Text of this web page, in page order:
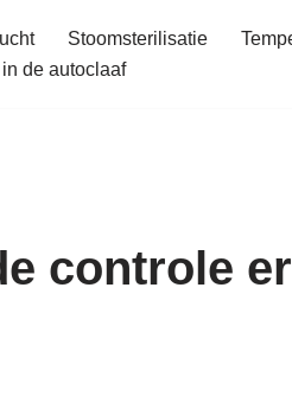
Stoomsterilisatie
de autoclaaf
controle